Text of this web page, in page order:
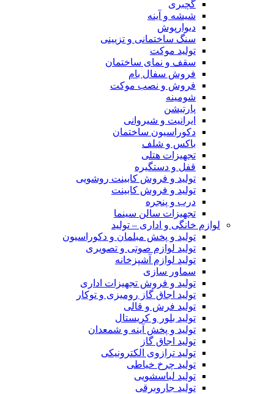
گچبری
شیشه و آینه
دیوارپوش
سنگ ساختمانی و تزیینی
تولید موکت
سقف و نمای ساختمان
فروش سفال بام
فروش و نصب موکت
شومینه
پارتیشن
ایرانیت و شیروانی
دکوراسیون ساختمان
باکس و شلف
تجهیزات هتلی
قفل و دستگیره
تولید و فروش کابینت روشویی
تولید و فروش کابینت
درب و پنجره
تجهیزات سالن سینما
لوازم خانگی و اداری – تولید
تولید و پخش مبلمان و دکوراسیون
تولید لوازم صوتی و تصویری
تولید لوازم آشپزخانه
سماور سازی
تولید و فروش تجهیزات اداری
تولید اجاق گاز رومیزی و توکار
تولید فرش و قالی
تولید بلور و کریستال
تولید و پخش آینه و شمعدان
تولید اجاق گاز
تولید ترازوی الکترونیکی
تولید چرخ خیاطی
تولید لباسشویی
تولید جاروبرقی